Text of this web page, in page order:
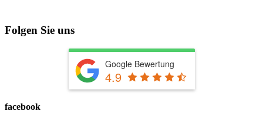
Folgen Sie uns
Google Bewertung
4.9
facebook